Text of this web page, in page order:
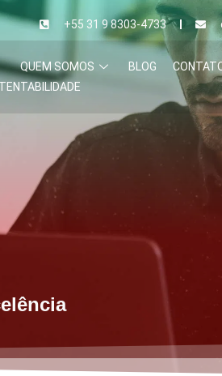
+55 31 9 8303-4733
QUEM SOMOS BLOG